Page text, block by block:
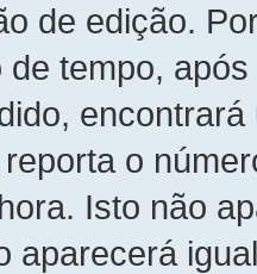
de edição.
de tempo,
o
Isto não
aparecerá